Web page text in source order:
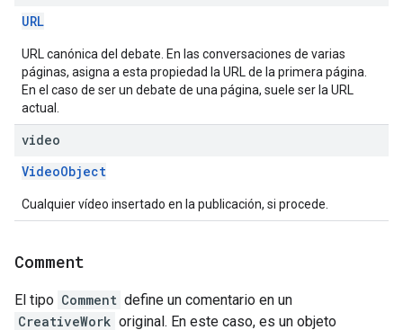
URL
URL canónica del debate. En las conversaciones de varias
páginas, asigna a esta propiedad la URL de la primera página.
En el caso de ser un debate de una página, suele ser la URL
actual.
video
VideoObject
Cualquier vídeo insertado en la publicación, si procede.
Comment
El tipo Comment define un comentario en un
CreativeWork original. En este caso, es un objeto